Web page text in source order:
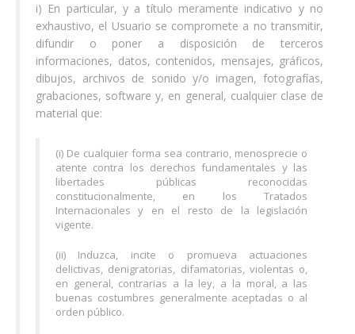
i) En particular, y a título meramente indicativo y no
exhaustivo, el Usuario se compromete a no transmitir,
difundir o poner a disposición de terceros
informaciones, datos, contenidos, mensajes, gráficos,
dibujos, archivos de sonido y/o imagen, fotografías,
grabaciones, software y, en general, cualquier clase de
material que:
(i) De cualquier forma sea contrario, menosprecie o
atente contra los derechos fundamentales y las
libertades públicas reconocidas
constitucionalmente, en los Tratados
Internacionales y en el resto de la legislación
vigente.
(ii) Induzca, incite o promueva actuaciones
delictivas, denigratorias, difamatorias, violentas o,
en general, contrarias a la ley, a la moral, a las
buenas costumbres generalmente aceptadas o al
orden público.